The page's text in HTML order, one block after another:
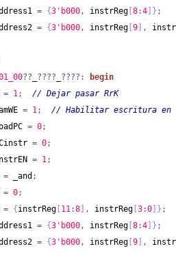
= {3'b000, instrReg 8:4 } ;
= {3'b000, instrReg 9 ,
?? ???? ????:
begin
= 1;
// Dejar pasar RrK
= 1;
// Habilitar escritura en
= 0;
= 0;
= 1;
= _and ;
= 0;
= { instrReg 11:8 , instrReg 3:0 } ;
= {3'b000, instrReg 8:4 } ;
= {3'b000, instrReg 9 ,